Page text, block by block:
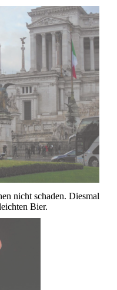
nicht schaden. Diesmal
Bier.